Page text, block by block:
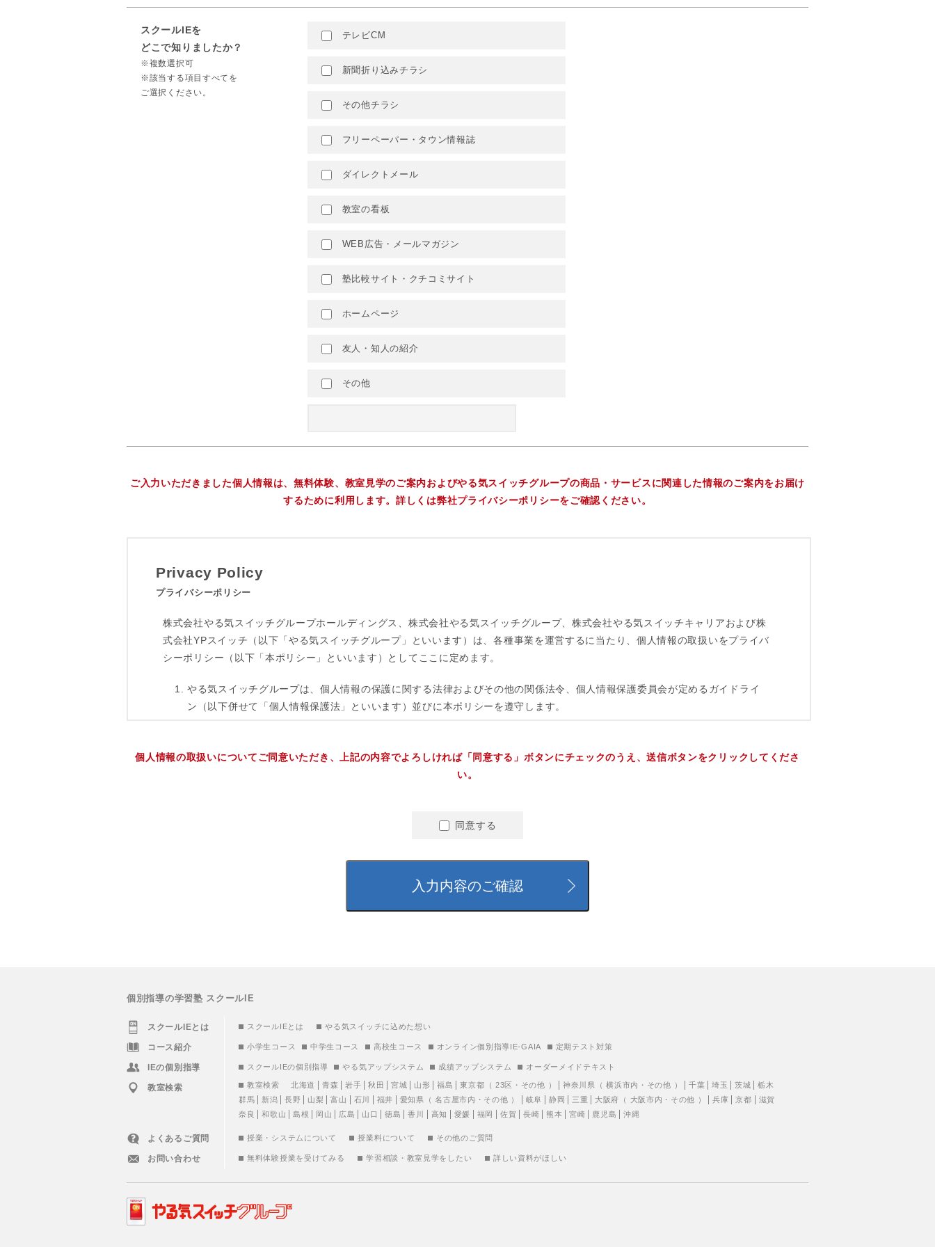
スクールIEを
どこで知りましたか？
※複数選択可
※該当する項目すべてを
ご選択ください。
テレビCM
新聞折り込みチラシ
その他チラシ
フリーペーパー・タウン情報誌
ダイレクトメール
教室の看板
WEB広告・メールマガジン
塾比較サイト・クチコミサイト
ホームページ
友人・知人の紹介
その他
ご入力いただきました個人情報は、無料体験、教室見学のご案内およびやる気スイッチグループの商品・サービスに関連した情報のご案内をお届け
するために利用します。詳しくは弊社プライバシーポリシーをご確認ください。
個人情報の取扱いについてご同意いただき、上記の内容でよろしければ「同意する」ボタンにチェックのうえ、送信ボタンをクリックしてくださ
い。
同意する
個別指導の学習塾 スクールIE
スクールIEとは スクールIEとは やる気スイッチに込めた想い
コース紹介 小学生コース 中学生コース 高校生コース オンライン個別指導IE-GAIA 定期テスト対策
IEの個別指導 スクールIEの個別指導 やる気アップシステム 成績アップシステム オーダーメイドテキスト
教室検索 教室検索 北海道 青森 岩手 秋田 宮城 山形 福島 東京都 （ 23区 ・ その他 ） 神奈川県 （横浜市内 ・ その他 ） 千葉 埼玉 茨城
栃木
群馬
新潟 長野 山梨 富山 石川 福井 愛知県 （名古屋市内 ・ その他 ） 岐阜 静岡 三重 大阪府 （ 大阪市内 ・ その他 ） 兵庫 京都
滋賀
奈良
和歌山 島根 岡山 広島 山口 徳島 香川 高知 愛媛 福岡 佐賀 長崎 熊本 宮崎 鹿児島 沖縄
よくあるご質問 授業・システムについて 授業料について その他のご質問
お問い合わせ 無料体験授業を受けてみる 学習相談・教室見学をしたい 詳しい資料がほしい